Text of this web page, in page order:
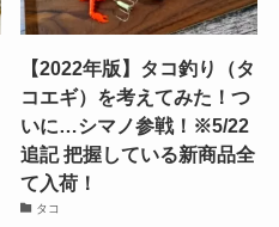
【2022年版】タコ釣り（タ
コエギ）を考えてみた！つ
いに…シマノ参戦！※5/22
追記 把握している新商品全
て入荷！
タコ